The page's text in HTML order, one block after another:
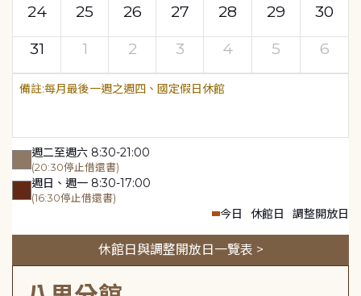
24
25 26 27 28 29
30
31
1 2 3 4 5 6
每月最後一週之週四、國定假日休館
週二至週六 8:30-21:00
(20:30停止借還書)
週日、週一 8:30-17:00
(16:30停止借還書)
今日 休館日 調整開放日
休館日與調整開放日一覽表 >